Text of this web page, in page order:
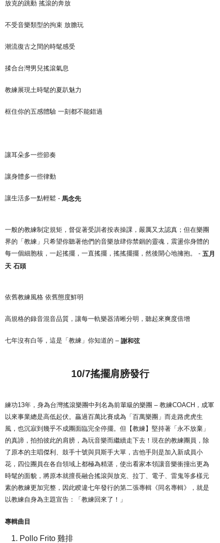
7-11取貨付款
配送毎にNT$65、NT$1,000以上で送料無料
宅配
放克的跳動 搖滾的奔放
不受音樂類型的拘束 放膽玩
潮流復古之間的時髦感受
揉合台灣男兒搖滾氣息
教練展現土時髦的夏趴魅力
框住你的五感體驗 一刻都不能錯過
讓耳朵多一些節奏
讓身體多一些律動
讓生活多一點輕鬆 - 馬念先
一般的教練制定規矩，督促著受訓者按表操課，嚴厲又太認真；但在樂團
界的「教練」只希望你聽著他們的音樂放肆你禁錮的靈魂，震盪你身體的
每一個細胞核，一起搖擺，一直搖擺，搖搖擺擺，然後開心地擁抱。 - 五月
天 石頭
依舊教練風格 依舊態度鮮明
高規格的錄音混音品質，讓每一軌樂器清晰分明，聽起來爽度倍增
七年沒有白等，這是「教練」你知道的 – 謝和弦
10/7搖擺肩膀發行
練功13年，身為台灣搖滾樂團中列名為前輩級的樂團 – 教練COACH，成軍
以來事業總是高低起伏。贏過百萬比賽成為「百萬樂團」而走路虎虎生
風，也沉寂到幾乎不成團面臨完全停擺。但【教練】堅持著「永不放棄」
的真諦，拍拍彼此的肩膀，為玩音樂而繼續走下去！現在的教練團員，除
了原本的主唱傑利、鼓手十號與貝斯手大單，吉他手則是加入新成員小
花，四位團員在各自領域上都極為精湛，使出看家本領讓音樂衝撞出更為
時髦的面貌，將原本就擅長融合搖滾與放克、拉丁、電子、雷鬼等多樣元
素的教練更加完整，因此睽違七年發行的第二張專輯《同名專輯》，就是
以教練自身為主題宣告：「教練回來了！」
專輯曲目
Pollo Frito 雞排